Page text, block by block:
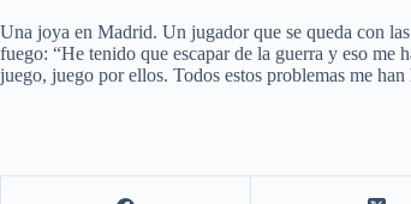
Una joya en Madrid. Un jugador que se queda con
fuego: “He tenido que escapar de la guerra y eso
juego, juego por ellos. Todos estos problemas me